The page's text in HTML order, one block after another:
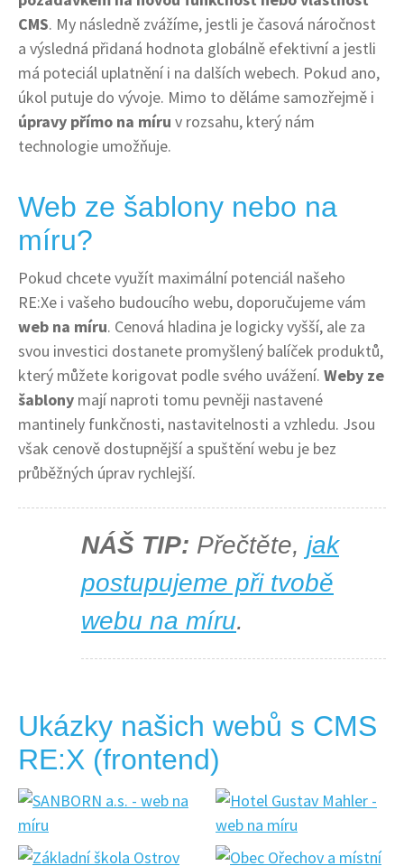
CMS. My následně zvážíme, jestli je časová náročnost
a výsledná přidaná hodnota globálně efektivní a jestli
má poteciál uplatnění i na dalších webech. Pokud ano,
úkol putuje do vývoje. Mimo to děláme samozřejmě i
úpravy přímo na míru v rozsahu, který nám
technologie umožňuje.
Web ze šablony nebo na
míru?
Pokud chcete využít maximální potenciál našeho
RE:Xe i vašeho budoucího webu, doporučujeme vám
web na míru. Cenová hladina je logicky vyšší, ale za
svou investici dostanete promyšlený balíček produktů,
který můžete korigovat podle svého uvážení. Weby ze
šablony mají naproti tomu pevněji nastavené
mantinely funkčnosti, nastavitelnosti a vzhledu. Jsou
však cenově dostupnější a spuštění webu je bez
průběžných úprav rychlejší.
NÁŠ TIP: Přečtěte, jak
postupujeme při tvobě
webu na míru.
Ukázky našich webů s CMS
RE:X (frontend)